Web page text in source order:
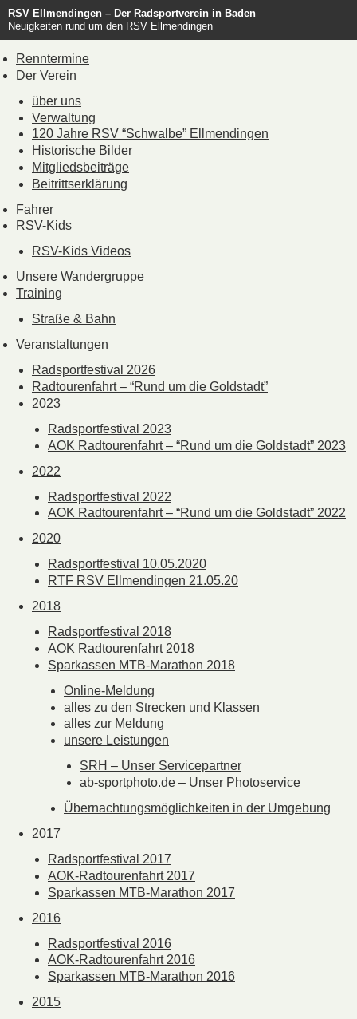
RSV Ellmendingen – Der Radsportverein in Baden
Neuigkeiten rund um den RSV Ellmendingen
Renntermine
Der Verein
über uns
Verwaltung
120 Jahre RSV “Schwalbe” Ellmendingen
Historische Bilder
Mitgliedsbeiträge
Beitrittserklärung
Fahrer
RSV-Kids
RSV-Kids Videos
Unsere Wandergruppe
Training
Straße & Bahn
Veranstaltungen
Radsportfestival 2026
Radtourenfahrt – “Rund um die Goldstadt”
2023
Radsportfestival 2023
AOK Radtourenfahrt – “Rund um die Goldstadt” 2023
2022
Radsportfestival 2022
AOK Radtourenfahrt – “Rund um die Goldstadt” 2022
2020
Radsportfestival 10.05.2020
RTF RSV Ellmendingen 21.05.20
2018
Radsportfestival 2018
AOK Radtourenfahrt 2018
Sparkassen MTB-Marathon 2018
Online-Meldung
alles zu den Strecken und Klassen
alles zur Meldung
unsere Leistungen
SRH – Unser Servicepartner
ab-sportphoto.de – Unser Photoservice
Übernachtungsmöglichkeiten in der Umgebung
2017
Radsportfestival 2017
AOK-Radtourenfahrt 2017
Sparkassen MTB-Marathon 2017
2016
Radsportfestival 2016
AOK-Radtourenfahrt 2016
Sparkassen MTB-Marathon 2016
2015